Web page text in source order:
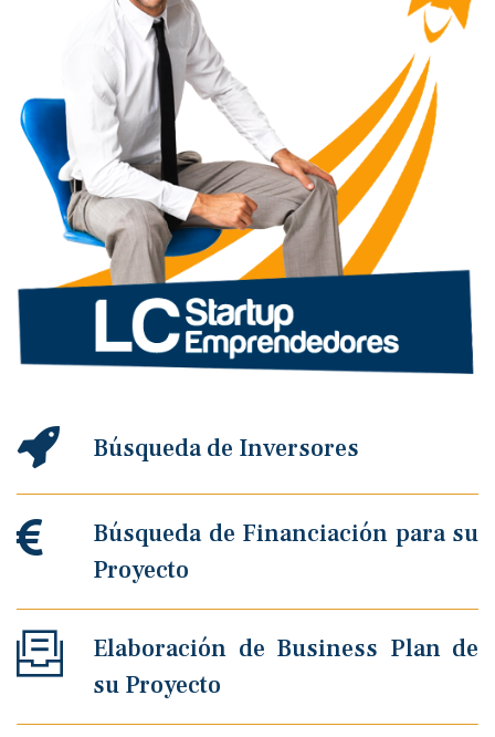
Búsqueda de Inversores
Búsqueda de Financiación para su
Proyecto
Elaboración de Business Plan de
su Proyecto